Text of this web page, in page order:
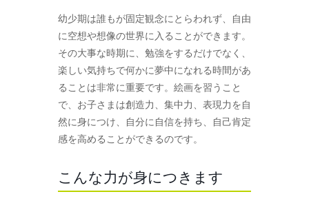
幼少期は誰もが固定観念にとらわれず、自由
に空想や想像の世界に入ることができます。
その大事な時期に、勉強をするだけでなく、
楽しい気持ちで何かに夢中になれる時間があ
ることは非常に重要です。絵画を習うこと
で、お子さまは創造力、集中力、表現力を自
然に身につけ、自分に自信を持ち、自己肯定
感を高めることができるのです。
こんな力が身につきます